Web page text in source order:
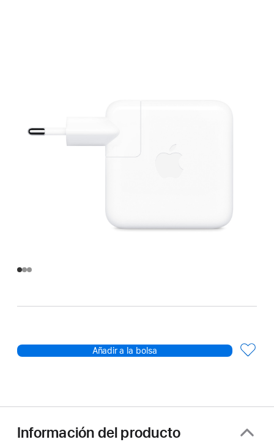
Añadir a la bolsa
Información del producto